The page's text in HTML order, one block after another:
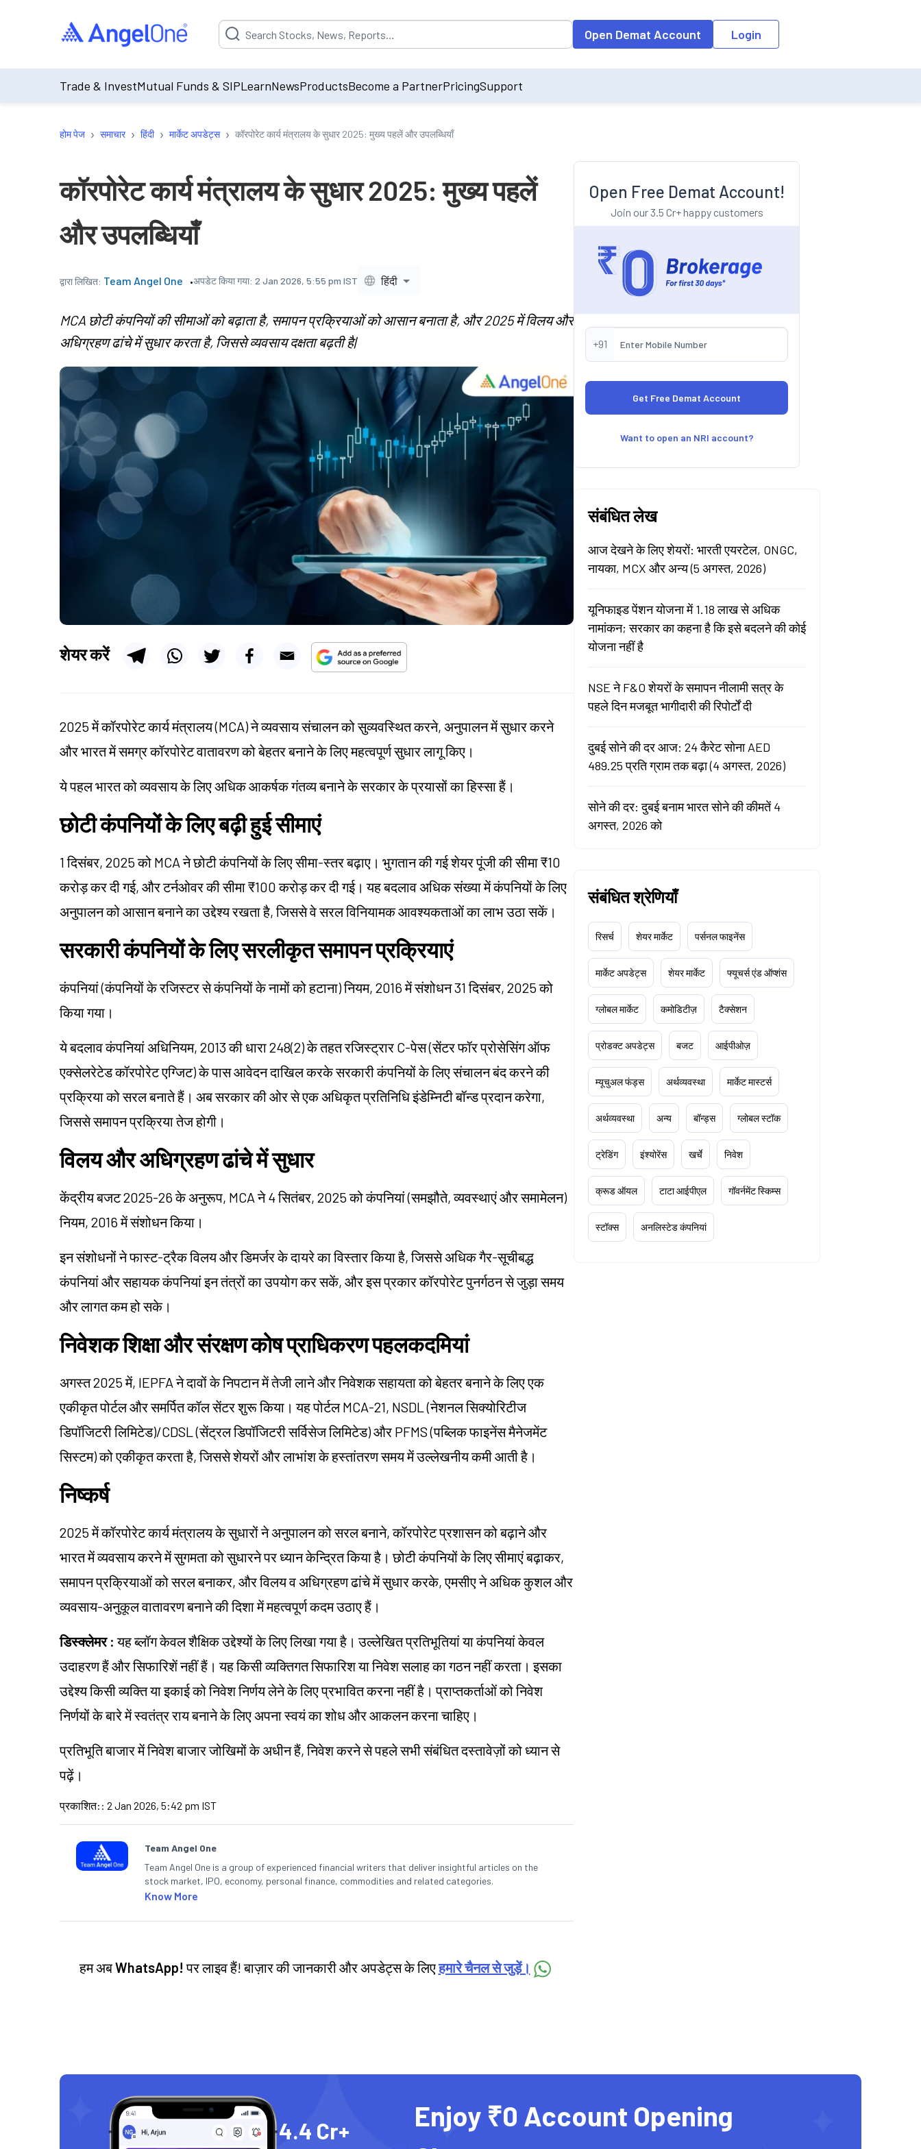
Suggestion will be populated by default on accessing the input field. On entering data into the input field, the suggestion list will be updated as per the
Open Demat Account Login
Trade & InvestMutual Funds & SIPLearnNewsProductsBecome a PartnerPricingSupport
होम पेज › समाचार › हिंदी › मार्केट अपडेट्स › कॉरपोरेट कार्य मंत्रालय के सुधार 2025: मुख्य पहलें और उपलब्धियाँ
कॉरपोरेट कार्य मंत्रालय के सुधार 2025: मुख्य पहलें
और उपलब्धियाँ
द्वारा लिखित: Team Angel One अपडेट किया गया: 2 Jan 2026, 5:55 pm IST हिंदी
MCA छोटी कंपनियों की सीमाओं को बढ़ाता है, समापन प्रक्रियाओं को आसान बनाता है, और 2025 में विलय और
अधिग्रहण ढांचे में सुधार करता है, जिससे व्यवसाय दक्षता बढ़ती है|
शेयर करें
2025 में कॉरपोरेट कार्य मंत्रालय (MCA) ने व्यवसाय संचालन को सुव्यवस्थित करने, अनुपालन में सुधार करने
और भारत में समग्र कॉरपोरेट वातावरण को बेहतर बनाने के लिए महत्वपूर्ण सुधार लागू किए।
ये पहल भारत को व्यवसाय के लिए अधिक आकर्षक गंतव्य बनाने के सरकार के प्रयासों का हिस्सा हैं।
छोटी कंपनियों के लिए बढ़ी हुई सीमाएं
1 दिसंबर, 2025 को MCA ने छोटी कंपनियों के लिए सीमा-स्तर बढ़ाए। भुगतान की गई शेयर पूंजी की सीमा ₹10
करोड़ कर दी गई, और टर्नओवर की सीमा ₹100 करोड़ कर दी गई। यह बदलाव अधिक संख्या में कंपनियों के लिए
अनुपालन को आसान बनाने का उद्देश्य रखता है, जिससे वे सरल विनियामक आवश्यकताओं का लाभ उठा सकें।
सरकारी कंपनियों के लिए सरलीकृत समापन प्रक्रियाएं
कंपनियां (कंपनियों के रजिस्टर से कंपनियों के नामों को हटाना) नियम, 2016 में संशोधन 31 दिसंबर, 2025 को
किया गया।
ये बदलाव कंपनियां अधिनियम, 2013 की धारा 248(2) के तहत रजिस्ट्रार C-पेस (सेंटर फॉर प्रोसेसिंग ऑफ
एक्सेलरेटेड कॉरपोरेट एग्जिट) के पास आवेदन दाखिल करके सरकारी कंपनियों के लिए संचालन बंद करने की
प्रक्रिया को सरल बनाते हैं। अब सरकार की ओर से एक अधिकृत प्रतिनिधि इंडेम्निटी बॉन्ड प्रदान करेगा,
जिससे समापन प्रक्रिया तेज होगी।
विलय और अधिग्रहण ढांचे में सुधार
केंद्रीय बजट 2025-26 के अनुरूप, MCA ने 4 सितंबर, 2025 को कंपनियां (समझौते, व्यवस्थाएं और समामेलन)
नियम, 2016 में संशोधन किया।
इन संशोधनों ने फास्ट-ट्रैक विलय और डिमर्जर के दायरे का विस्तार किया है, जिससे अधिक गैर-सूचीबद्ध
कंपनियां और सहायक कंपनियां इन तंत्रों का उपयोग कर सकें, और इस प्रकार कॉरपोरेट पुनर्गठन से जुड़ा समय
और लागत कम हो सके।
निवेशक शिक्षा और संरक्षण कोष प्राधिकरण पहलकदमियां
अगस्त 2025 में, IEPFAने दावों के निपटान में तेजी लाने और निवेशक सहायता को बेहतर बनाने के लिए एक
एकीकृत पोर्टल और समर्पित कॉल सेंटर शुरू किया। यह पोर्टल MCA-21, NSDL (नेशनल सिक्योरिटीज
डिपॉजिटरी लिमिटेड)/CDSL (सेंट्रल डिपॉजिटरी सर्विसेज लिमिटेड) और PFMS (पब्लिक फाइनेंस मैनेजमेंट
सिस्टम) को एकीकृत करता है, जिससे शेयरों और लाभांश के हस्तांतरण समय में उल्लेखनीय कमी आती है।
निष्कर्ष
2025 में कॉरपोरेट कार्य मंत्रालय के सुधारों ने अनुपालन को सरल बनाने, कॉरपोरेट प्रशासन को बढ़ाने और
भारत में व्यवसाय करने में सुगमता को सुधारने पर ध्यान केन्द्रित किया है। छोटी कंपनियों के लिए सीमाएं बढ़ाकर,
समापन प्रक्रियाओं को सरल बनाकर, और विलय व अधिग्रहण ढांचे में सुधार करके, एमसीए ने अधिक कुशल और
व्यवसाय-अनुकूल वातावरण बनाने की दिशा में महत्वपूर्ण कदम उठाए हैं।
डिस्क्लेमर : यह ब्लॉग केवल शैक्षिक उद्देश्यों के लिए लिखा गया है। उल्लेखित प्रतिभूतियां या कंपनियां केवल
उदाहरण हैं और सिफारिशें नहीं हैं। यह किसी व्यक्तिगत सिफारिश या निवेश सलाह का गठन नहीं करता। इसका
उद्देश्य किसी व्यक्ति या इकाई को निवेश निर्णय लेने के लिए प्रभावित करना नहीं है। प्राप्तकर्ताओं को निवेश
निर्णयों के बारे में स्वतंत्र राय बनाने के लिए अपना स्वयं का शोध और आकलन करना चाहिए।
प्रतिभूति बाजार में निवेश बाजार जोखिमों के अधीन हैं, निवेश करने से पहले सभी संबंधित दस्तावेज़ों को ध्यान से
पढ़ें।
प्रकाशित: : 2 Jan 2026, 5:42 pm IST
Team Angel One
Team Angel One is a group of experienced financial writers that deliver insightful articles on the
stock market, IPO, economy, personal finance, commodities and related categories.
Know More
हम अबWhatsApp! पर लाइव हैं! बाज़ार की जानकारी और अपडेट्स के लिएहमारे चैनल से जुड़ें।
Open Free Demat Account!
Join our 3.5 Cr+ happy customers
+91
Want to open an NRI account?
संबंधित लेख
आज देखने के लिए शेयरों: भारती एयरटेल, ONGC,
नायका, MCX और अन्य (5 अगस्त, 2026)
यूनिफाइड पेंशन योजना में 1.18 लाख से अधिक
नामांकन; सरकार का कहना है कि इसे बदलने की कोई
योजना नहीं है
NSE ने F&O शेयरों के समापन नीलामी सत्र के
पहले दिन मजबूत भागीदारी की रिपोर्टों दी
दुबई सोने की दर आज: 24 कैरेट सोना AED
489.25 प्रति ग्राम तक बढ़ा (4 अगस्त, 2026)
सोने की दर: दुबई बनाम भारत सोने की कीमतें 4
अगस्त, 2026 को
संबंधित श्रेणियाँ
रिसर्च शेयर मार्केट पर्सनल फाइनेंस
मार्केट अपडेट्स शेयर मार्केट फ्यूचर्स एंड ऑप्शंस
ग्लोबल मार्केट कमोडिटीज़ टैक्सेशन
प्रोडक्ट अपडेट्स बजट आईपीओज़
म्यूचुअल फंड्स अर्थव्यवस्था मार्केट मास्टर्स
अर्थव्यवस्था अन्य बॉन्ड्स ग्लोबल स्टॉक
ट्रेडिंग इंश्योरेंस खर्चे निवेश
क्रूड ऑयल टाटा आईपीएल गॉवर्नमेंट स्किम्स
स्टॉक्स अनलिस्टेड कंपनियां
4.4 Cr+
Enjoy ₹0 Account Opening